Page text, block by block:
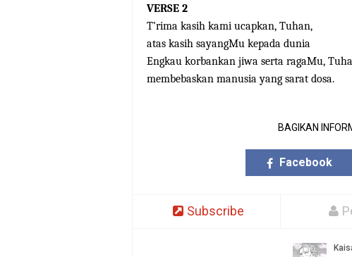
VERSE 2
T’rima kasih kami ucapkan, Tuhan,
atas kasih sayangMu kepada dunia
Engkau korbankan jiwa serta ragaMu,
membebaskan manusia yang sarat dosa.
BAGIKAN
Facebook
Subscribe